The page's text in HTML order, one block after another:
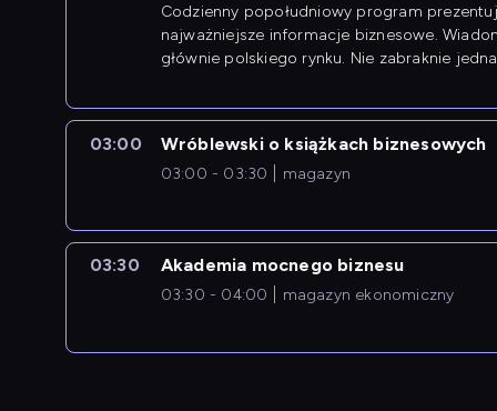
Codzienny popołudniowy program
najważniejsze informacje biznesowe.
głównie polskiego rynku. Nie zabraknie
03:00 Wróblewski o książkach biznesowych
03:00 - 03:30 magazyn
03:30 Akademia mocnego biznesu
03:30 - 04:00 magazyn ekonomiczny